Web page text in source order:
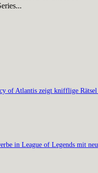
of Atlantis zeigt knifflige Rätsel
in League of Legends mit